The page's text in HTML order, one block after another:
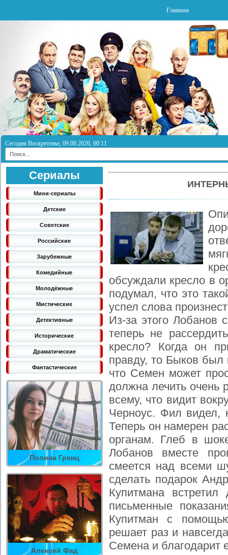
Главная
Сегодня Воскресенье, 09.08.2026, 00:11
Сериалы
Мини-сериалы
Детские
Советские
Российские
Зарубежные
Комедийные
Молодёжные
Мистические
Детективные
Исторические
Драматические
Фантастические
Полина Гренц
Алексей Фад
обсуждали кресло в
подумал, что это
успел слова
Из-за этого Лобанов
теперь не
кресло? Когда он
правду, то Быков был
что Семен может
должна лечить очень
всему, что видит
Черноус. Фил видел,
Теперь он намерен
органам. Глеб в
Лобанов вместе
смеется над всеми
сделать подарок
Купитмана
письменные
Купитман с
решает раз и
Семена и благодарит